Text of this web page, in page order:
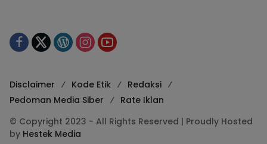
Disclaimer Kode Etik
Redaksi
Pedoman Media Siber
Rate Iklan
© Copyright 2023 - All Rights Reserved | Proudly Hosted
by Hestek Media